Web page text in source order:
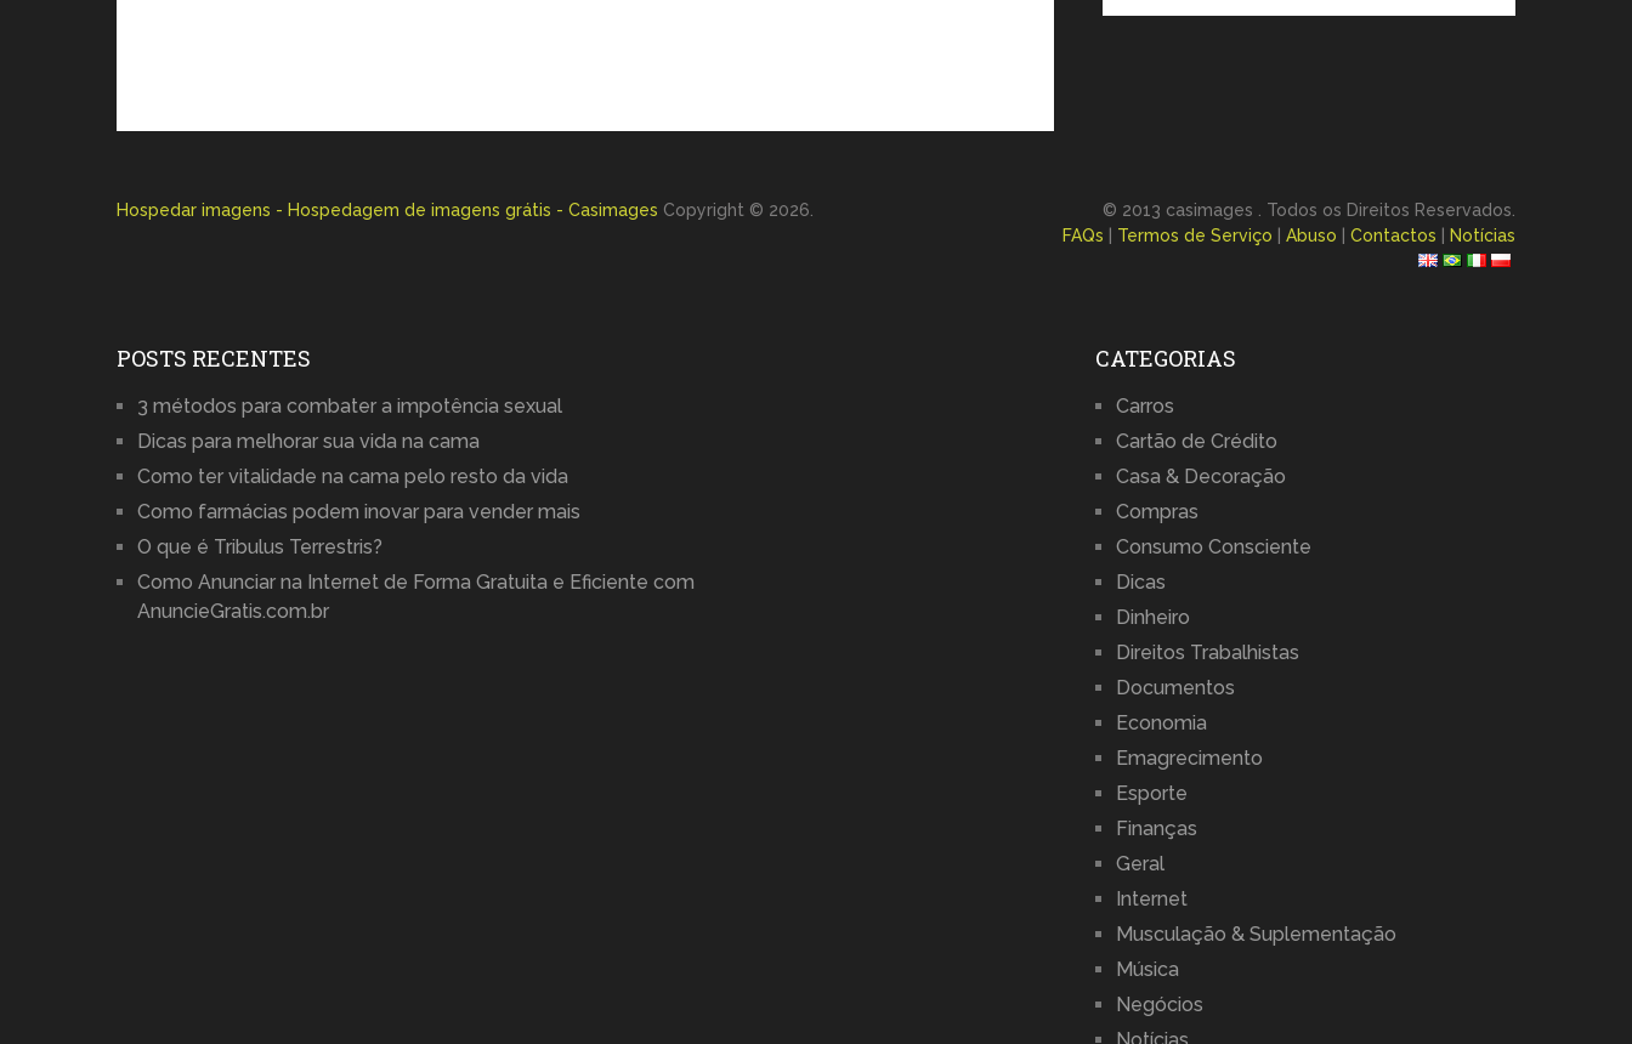
Hospedar imagens - Hospedagem de imagens grátis - Casimages Copyright © 2026.
© 2013 casimages . Todos os Direitos Reservados.
FAQs
Termos de Serviço Abuso Contactos Notícias
POSTS RECENTES
3 métodos para combater a impotência sexual
Dicas para melhorar sua vida na cama
Como ter vitalidade na cama pelo resto da vida
Como farmácias podem inovar para vender mais
O que é Tribulus Terrestris?
Como Anunciar na Internet de Forma Gratuita e Eficiente com
AnuncieGratis.com.br
CATEGORIAS
Carros
Cartão de Crédito
Casa & Decoração
Compras
Consumo Consciente
Dicas
Dinheiro
Direitos Trabalhistas
Documentos
Economia
Emagrecimento
Esporte
Finanças
Geral
Internet
Musculação & Suplementação
Música
Negócios